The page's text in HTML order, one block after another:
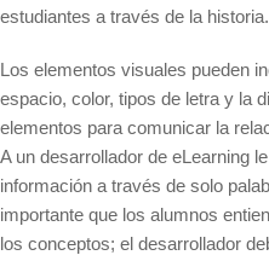
estudiantes a través de la historia.
Los elementos visuales pueden
espacio, color, tipos de letra y la
elementos para comunicar la
A un desarrollador de eLearning
información a través de solo
importante que los alumnos
los conceptos; el desarrollador